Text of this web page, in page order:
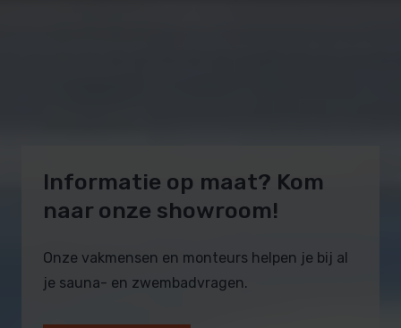
Informatie op maat? Kom
naar onze showroom!
Onze vakmensen en monteurs helpen je bij al
je sauna- en zwembadvragen.